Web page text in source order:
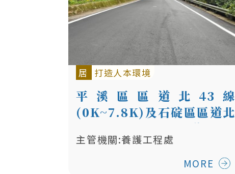
居 打造人本環境
平溪區區道北43線
(0K~7.8K)及石碇區區道北
47-1線(3.2K~9K)道路 整
體改善工程
主管機關:養護工程處
MORE